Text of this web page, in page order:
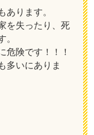
あります。
を失ったり、死
。
危険です！！！
多いにありま